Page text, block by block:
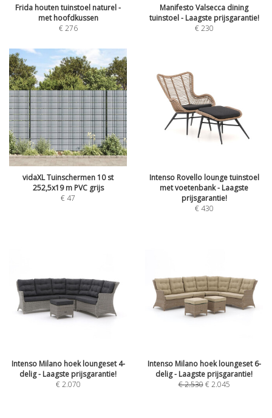
Frida houten tuinstoel naturel -
met hoofdkussen
€276
Manifesto Valsecca dining
tuinstoel - Laagste prijsgarantie!
€230
vidaXL Tuinschermen 10 st
252,5x19 m PVC grijs
€47
Intenso Rovello lounge tuinstoel
met voetenbank - Laagste
prijsgarantie!
€430
Intenso Milano hoek loungeset 4-
delig - Laagste prijsgarantie!
€2.070
Intenso Milano hoek loungeset 6-
delig - Laagste prijsgarantie!
€2.530 €2.045